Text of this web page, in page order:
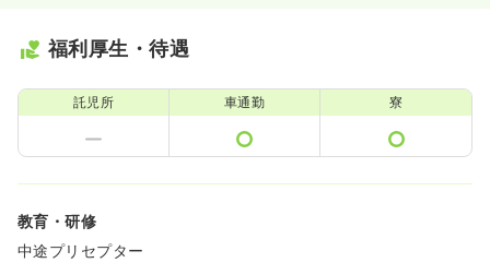
福利厚生・待遇
託児所 車通勤 寮
教育・研修
中途プリセプター